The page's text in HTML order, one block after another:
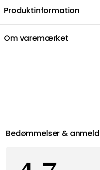
Produktinformation
Om varemærket